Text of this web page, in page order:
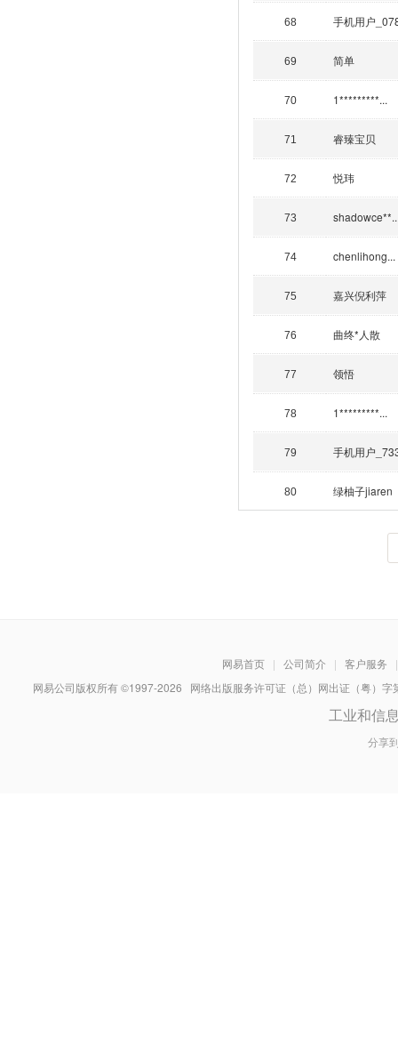
68 手机用户
69 简单
70 1*********...
71 睿臻宝贝
72 悦玮
73
74 chenlihong...
75 嘉兴倪利萍
76 曲终*人散
77 领悟
78 1*********...
79 手机用户
80 绿柚子jiaren
网易首页 | 公司简介 | 客户服务
|
网易公司版权所有 ©1997-2026 网络出版服务许可证（总）网出证（粤）
工业和信
分享